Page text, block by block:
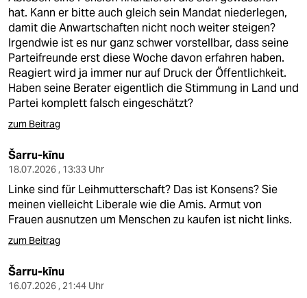
hat. Kann er bitte auch gleich sein Mandat niederlegen,
damit die Anwartschaften nicht noch weiter steigen?
Irgendwie ist es nur ganz schwer vorstellbar, dass seine
Parteifreunde erst diese Woche davon erfahren haben.
Reagiert wird ja immer nur auf Druck der Öffentlichkeit.
Haben seine Berater eigentlich die Stimmung in Land und
Partei komplett falsch eingeschätzt?
zum Beitrag
Šarru-kīnu
18.07.2026 , 13:33 Uhr
Linke sind für Leihmutterschaft? Das ist Konsens? Sie
meinen vielleicht Liberale wie die Amis. Armut von
Frauen ausnutzen um Menschen zu kaufen ist nicht links.
zum Beitrag
Šarru-kīnu
16.07.2026 , 21:44 Uhr